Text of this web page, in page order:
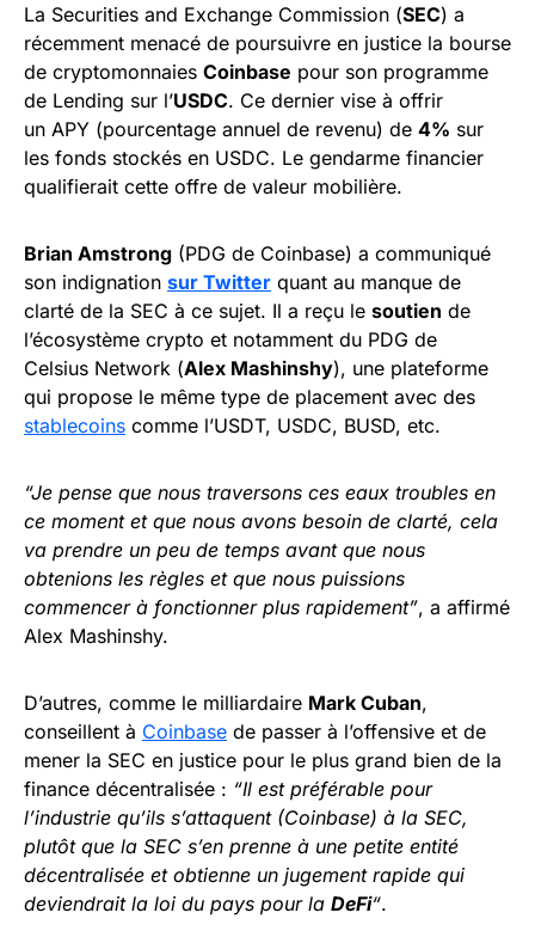
La Securities and Exchange Commission (SEC) a
récemment menacé de poursuivre en justice la bourse
de cryptomonnaies Coinbase pour son programme
de Lending sur l’USDC. Ce dernier vise à offrir
un APY (pourcentage annuel de revenu) de 4% sur
les fonds stockés en USDC. Le gendarme financier
qualifierait cette offre de valeur mobilière.
Brian Amstrong (PDG de Coinbase) a communiqué
son indignation sur Twitter quant au manque de
clarté de la SEC à ce sujet. Il a reçu le soutien de
l’écosystème crypto et notamment du PDG de
Celsius Network (Alex Mashinshy), une plateforme
qui propose le même type de placement avec des
stablecoins comme l’USDT, USDC, BUSD, etc.
“Je pense que nous traversons ces eaux troubles en
ce moment et que nous avons besoin de clarté, cela
va prendre un peu de temps avant que nous
obtenions les règles et que nous puissions
commencer à fonctionner plus rapidement”, a affirmé
Alex Mashinshy.
D’autres, comme le milliardaire Mark Cuban,
conseillent à Coinbase de passer à l’offensive et de
mener la SEC en justice pour le plus grand bien de la
finance décentralisée : “Il est préférable pour
l’industrie qu’ils s’attaquent (Coinbase) à la SEC,
plutôt que la SEC s’en prenne à une petite entité
décentralisée et obtienne un jugement rapide qui
deviendrait la loi du pays pour la DeFi“.